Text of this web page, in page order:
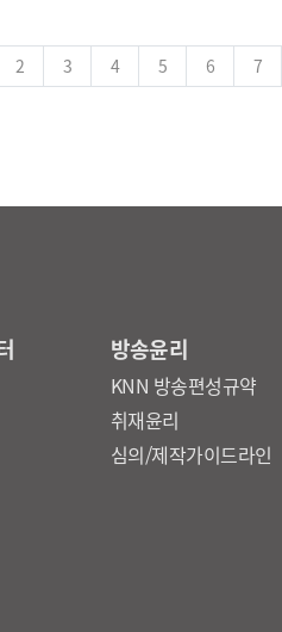
월 지정 신청을
민
스들이 시스템 구축에
직은 틀도 잡히지
발표하면서 직접 쓴
도가 2030년까지
7일, 그러니까 고작
늘린게 아니라
다, 로봇사업 등등
2 3 4 5 6 7
방송윤리
KNN 방송편성규약
취재윤리
심의/제작가이드라인